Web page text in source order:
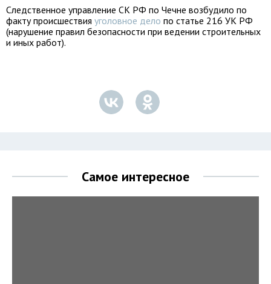
Следственное управление СК РФ по Чечне возбудило по
факту происшествия уголовное дело по статье 216 УК РФ
(нарушение правил безопасности при ведении строительных
и иных работ).
Самое интересное